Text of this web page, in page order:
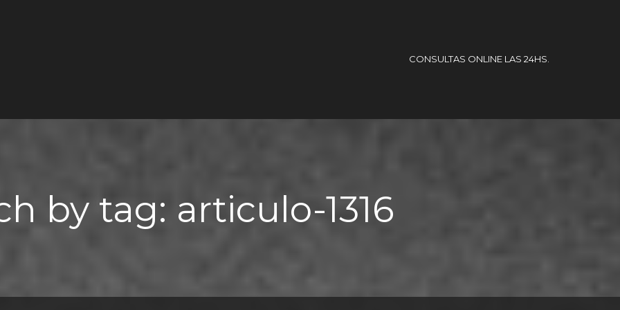
CONSULTAS ONLINE LAS 24HS.
by tag: articulo-1316